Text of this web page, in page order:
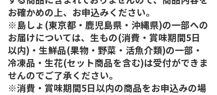
お確かめの上、お申込みください。
※島しょ(東京都・鹿児島県・沖縄県)の一部への
お届けについては、生もの(消費・賞味期間5日
以内)・生鮮品(果物・野菜・活魚介類)の一部・
冷凍品・生花(セット商品を含む)は受付ができま
せんのでご了承ください。
※消費・賞味期間5日以内の商品をお申込みの場